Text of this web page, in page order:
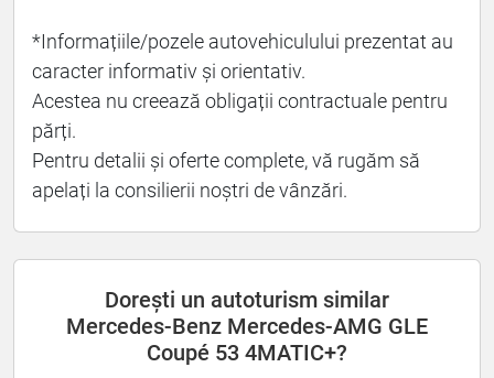
*Informațiile/pozele autovehiculului prezentat au
caracter informativ și orientativ.
Acestea nu creează obligații contractuale pentru
părți.
Pentru detalii și oferte complete, vă rugăm să
apelați la consilierii noștri de vânzări.
Dorești un autoturism similar
Mercedes-Benz Mercedes-AMG GLE
Coupé 53 4MATIC+?